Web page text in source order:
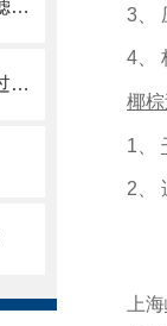
全金属空气过滤器（全铝质空调过滤网）
初效纸框空气过滤器（一次性纸框过滤网）
3
4
椰
1
2
上海